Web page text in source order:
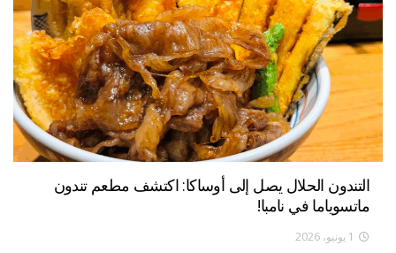
التندون الحلال يصل إلى أوساكا: اكتشف مطعم تندون
ماتسوياما في نامبا!
1 يونيو، 2026